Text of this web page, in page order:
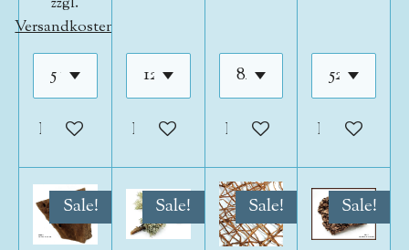
Versandkosten
In den WarenkorbIn den WarenkorbIn den Warenkorb
In den
Sale! Sale! Sale! Sale!